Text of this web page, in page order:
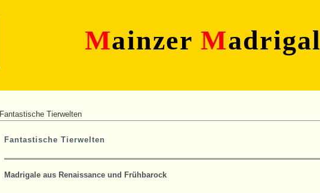
MainzerMadrigal
Fantastische Tierwelten
Fantastische Tierwelten
Madrigale aus Renaissance und Frühbarock